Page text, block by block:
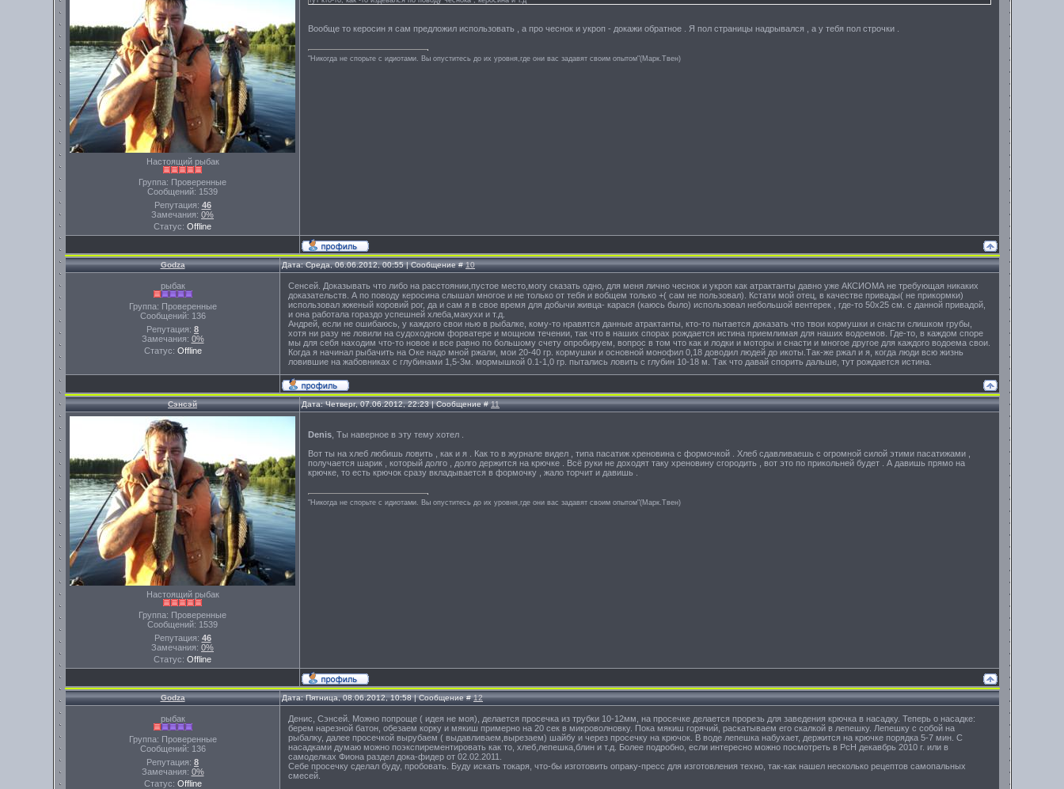
Настоящий рыбак
Группа: Проверенные
Сообщений: 1539
Репутация: 46
Замечания: 0%
Статус: Offline
Вообще то керосин я сам предложил использовать , а про чеснок и укроп - докажи обратное . Я пол страницы надрывался , а у тебя пол строчки .
"Никогда не спорьте с идиотами. Вы опуститесь до их уровня,где они вас задавят своим опытом"(Марк.Твен)
Godza Дата: Среда, 06.06.2012, 00:55 | Сообщение #10
рыбак
Группа: Проверенные
Сообщений: 136
Репутация: 8
Замечания: 0%
Статус: Offline
Сенсей. Доказывать что либо на расстоянии,пустое место,могу сказать одно, для меня лично чеснок и укроп как атрактанты давно уже АКСИОМА не требующая никаких
доказательств. А по поводу керосина слышал многое и не только от тебя и вобщем только +( сам не пользовал). Кстати мой отец, в качестве привады( не прикормки)
использовал жженый коровий рог, да и сам я в свое время для добычи живца- карася (каюсь было) использовал небольшой вентерек , где-то 50х25 см. с данной привадой,
и она работала гораздо успешней хлеба,макухи и т.д.
Андрей, если не ошибаюсь, у каждого свои нью в рыбалке, кому-то нравятся данные атрактанты, кто-то пытается доказать что твои кормушки и снасти слишком грубы,
хотя ни разу не ловили на судоходном форватере и мощном течении, так что в наших спорах рождается истина приемлимая для наших водоемов. Где-то, в каждом споре
мы для себя находим что-то новое и все равно по большому счету опробируем, вопрос в том что как и лодки и моторы и снасти и многое другое для каждого водоема свои.
Когда я начинал рыбачить на Оке надо мной ржали, мои 20-40 гр. кормушки и основной монофил 0,18 доводил людей до икоты.Так-же ржал и я, когда люди всю жизнь
ловившие на жабовниках с глубинами 1,5-3м. мормышкой 0.1-1,0 гр. пытались ловить с глубин 10-18 м. Так что давай спорить дальше, тут рождается истина.
Сэнсэй Дата: Четверг, 07.06.2012, 22:23 | Сообщение #11
Настоящий рыбак
Группа: Проверенные
Сообщений: 1539
Репутация: 46
Замечания: 0%
Статус: Offline
Denis , Ты наверное в эту тему хотел .
Вот ты на хлеб любишь ловить , как и я . Как то в журнале видел , типа пасатиж хреновина с формочкой . Хлеб сдавливаешь с огромной силой этими пасатижами ,
получается шарик , который долго , долго держится на крючке . Всё руки не доходят таку хреновину сгородить , вот это по прикольней будет . А давишь прямо на
крючке, то есть крючок сразу вкладывается в формочку , жало торчит и давишь .
"Никогда не спорьте с идиотами. Вы опуститесь до их уровня,где они вас задавят своим опытом"(Марк.Твен)
Godza Дата: Пятница, 08.06.2012, 10:58 | Сообщение #12
рыбак
Группа: Проверенные
Сообщений: 136
Репутация: 8
Замечания: 0%
Статус: Offline
Денис, Сэнсей. Можно попроще ( идея не моя), делается просечка из трубки 10-12мм, на просечке делается прорезь для заведения крючка в насадку. Теперь о насадке:
берем нарезной батон, обезаем корку и мякиш примерно на 20 сек в микроволновку. Пока мякиш горячий, раскатываем его скалкой в лепешку. Лепешку с собой на
рыбалку, далее просечкой вырубаем ( выдавливаем,вырезаем) шайбу и через просечку на крючок. В воде лепешка набухает, держится на крючке порядка 5-7 мин. С
насадками думаю можно поэкспирементировать как то, хлеб,лепешка,блин и т.д. Более подробно, если интересно можно посмотреть в РсН декавбрь 2010 г. или в
самоделках Фиона раздел дока-фидер от 02.02.2011.
Себе просечку сделал буду, пробовать. Буду искать токаря, что-бы изготовить опраку-пресс для изготовления техно, так-как нашел несколько рецептов самопальных
смесей.